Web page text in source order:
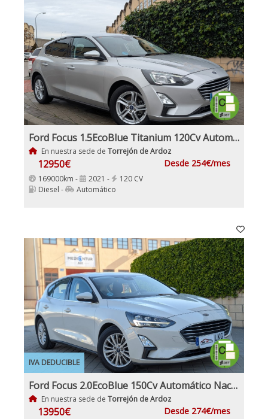
Ford Focus 1.5EcoBlue Titanium 120Cv Automático
En nuestra sede de Torrejón de Ardoz
12950€ Desde 254€/mes
169000km - 2021 -
120 CV
Diesel -
Automático
IVA DEDUCIBLE
Ford Focus 2.0EcoBlue 150Cv Automático Nacional IVA y Garantía Incl
En nuestra sede de Torrejón de Ardoz
13950€ Desde 274€/mes